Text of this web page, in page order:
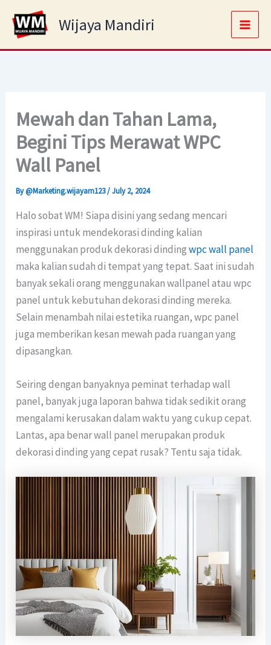
content
Wijaya Mandiri
Main
Mewah dan Tahan Lama,
Begini Tips Merawat WPC
Wall Panel
By@Marketing.wijayam123/July 2, 2024
Halo sobat WM! Siapa disini yang sedang mencari
inspirasi untuk mendekorasi dinding kalian
menggunakan produk dekorasi dindingwpc wall panel
maka kalian sudah di tempat yang tepat. Saat ini sudah
banyak sekali orang menggunakan wallpanel atau wpc
panel untuk kebutuhan dekorasi dinding mereka.
Selain menambah nilai estetika ruangan, wpc panel
juga memberikan kesan mewah pada ruangan yang
dipasangkan.
Seiring dengan banyaknya peminat terhadap wall
panel, banyak juga laporan bahwa tidak sedikit orang
mengalami kerusakan dalam waktu yang cukup cepat.
Lantas, apa benar wall panel merupakan produk
dekorasi dinding yang cepat rusak? Tentu saja tidak.